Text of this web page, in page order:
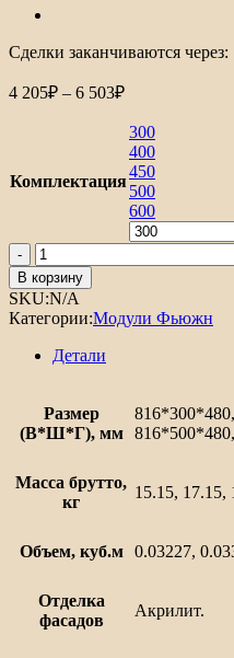
Сделки заканчиваются через:
4 205₽ – 6 503₽Диапазон
4
205₽
–
6
503₽
Комплектация
300
400
450
500
600
Количество
товара
Шкаф
нижний
с
1-
Фьюжн
В корзину
SKU:N/A
Категории:Модули Фьюжн
Детали
Размер
(В*Ш*Г), мм
Масса брутто,
кг
15.15, 17.15,
Объем, куб.м 0.03227,
Отделка
фасадов
Акрилит.